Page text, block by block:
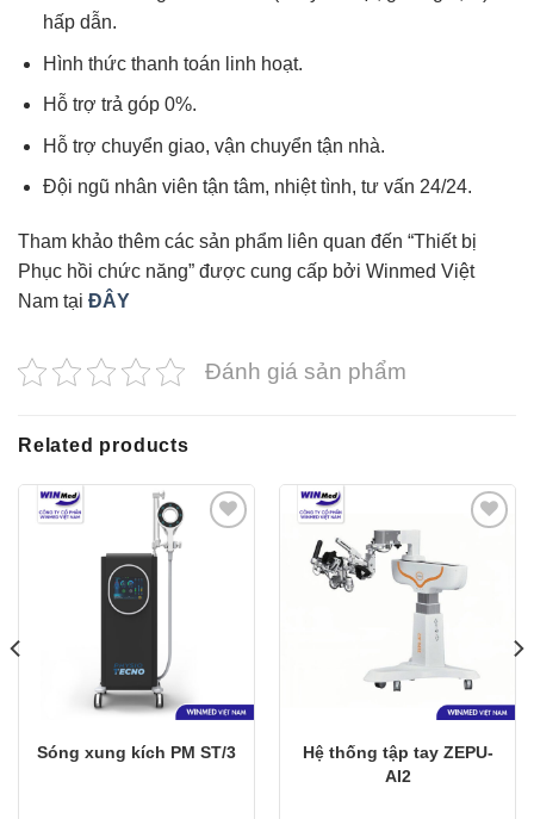
hấp dẫn.
Hình thức thanh toán linh hoạt.
Hỗ trợ trả góp 0%.
Hỗ trợ chuyển giao, vận chuyển tận nhà.
Đội ngũ nhân viên tận tâm, nhiệt tình, tư vấn 24/24.
Tham khảo thêm các sản phẩm liên quan đến “Thiết bị
Phục hồi chức năng” được cung cấp bởi Winmed Việt
Nam tại ĐÂY
Đánh giá sản phẩm
Related products
Sóng xung kích PM ST/3
Hệ thống tập tay ZEPU-
AI2